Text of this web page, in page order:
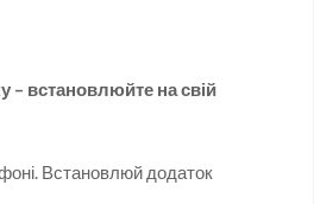
– встановлюйте на свій
Встановлюй додаток